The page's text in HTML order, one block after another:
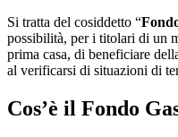
Si tratta del cosiddetto “
possibilità, per i titolari di un
prima casa, di beneficiare
al verificarsi di situazioni di
Cos’è il Fondo